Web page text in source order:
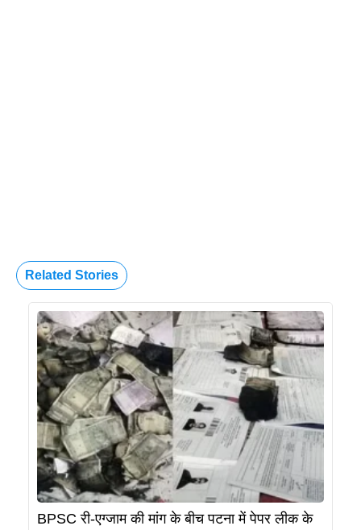
Related Stories
BPSC री-एग्जाम की मांग के बीच पटना में पेपर लीक के